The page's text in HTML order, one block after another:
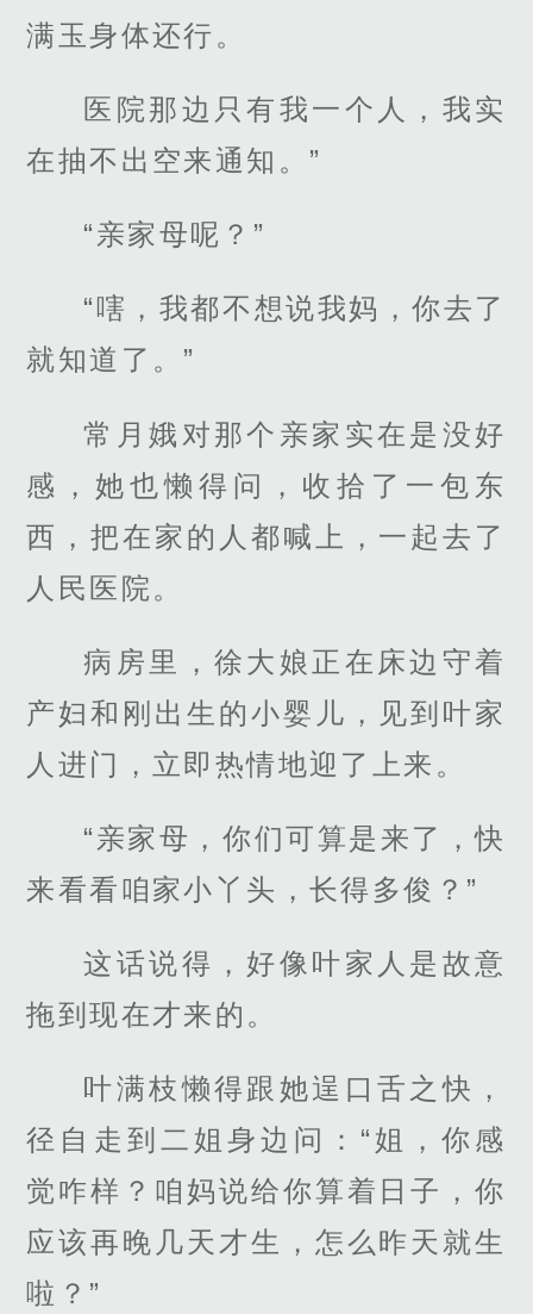
满玉身体还行。
医院那边只有我一个人，我实
在抽不出空来通知。”
“亲家母呢？”
“嗐，我都不想说我妈，你去了
就知道了。”
常月娥对那个亲家实在是没好
感，她也懒得问，收拾了一包东
西，把在家的人都喊上，一起去了
人民医院。
病房里，徐大娘正在床边守着
产妇和刚出生的小婴儿，见到叶家
人进门，立即热情地迎了上来。
“亲家母，你们可算是来了，快
来看看咱家小丫头，长得多俊？”
这话说得，好像叶家人是故意
拖到现在才来的。
叶满枝懒得跟她逞口舌之快，
径自走到二姐身边问：“姐，你感
觉咋样？咱妈说给你算着日子，你
应该再晚几天才生，怎么昨天就生
啦？”